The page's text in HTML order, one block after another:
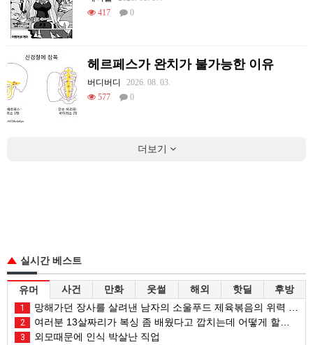
417
0
헤르페스가 완치가 불가능한 이유
버디버디
2026. 08. 03.
577
0
더보기
실시간 베스트
유머 사건 만화 웃썰 해외 핫딜 후방
1 망해가던 장사를 살려낸 남자의 소울푸드 제육볶음의 위력 ㅋㅋ
2 여러분 13살짜리가 복싱 좀 배웠다고 깝치는데 어떻게 할까요?
3 외모때문에 인식 박살난 직업